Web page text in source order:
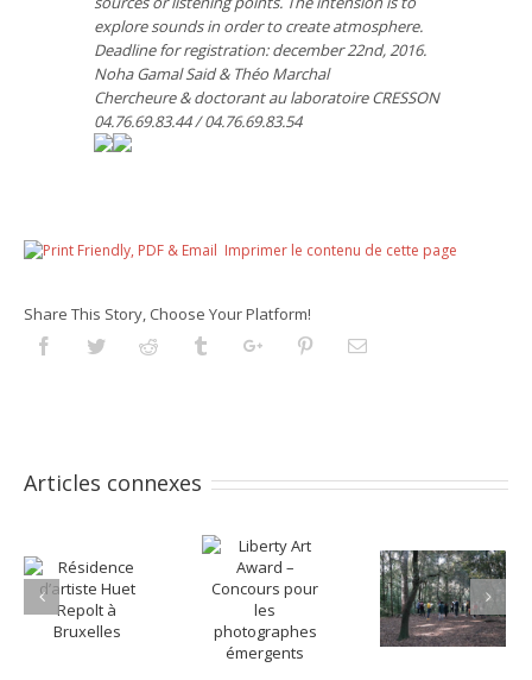
explore sounds in order to create atmosphere.
Deadline for registration: december 22nd, 2016.
Noha Gamal Said & Théo Marchal
Chercheure & doctorant au laboratoire CRESSON
04.76.69.83.44 / 04.76.69.83.54
Imprimer le contenu de cette page
Share This Story, Choose Your Platform!
FacebookTwitterReddit TumblrGoogleplusPinterestEmail
Articles connexes